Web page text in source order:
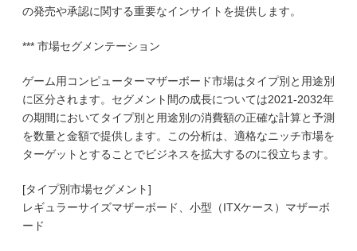
の発売や承認に関する重要なインサイトを提供します。
*** 市場セグメンテーション
ゲーム用コンピューターマザーボード市場はタイプ別と用途別
に区分されます。セグメント間の成長については2021-2032年
の期間においてタイプ別と用途別の消費額の正確な計算と予測
を数量と金額で提供します。この分析は、適格なニッチ市場を
ターゲットとすることでビジネスを拡大するのに役立ちます。
[タイプ別市場セグメント]
レギュラーサイズマザーボード、小型（ITXケース）マザーボ
ード